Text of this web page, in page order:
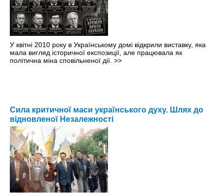
У квітні 2010 року в Українському домі відкрили виставку, яка
мала вигляд історичної експозиції, але працювала як
політична міна сповільненої дії. >>
Сила критичної маси українського духу. Шлях до
відновленої Незалежності